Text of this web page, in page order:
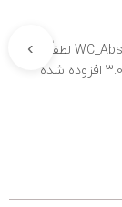
WC_Abstract_Legacy_Product->__get, wc_doing_it_wrong لطفاً برای
را مشاهده کنید. (این پیام در نگارش 3.0 افزوده شده
›